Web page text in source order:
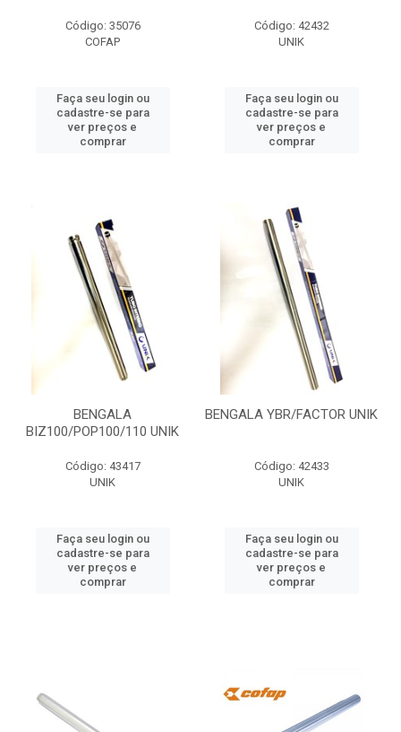
Código: 35076
COFAP
Faça seu login ou
cadastre-se para
ver preços e
comprar
Código: 42432
UNIK
Faça seu login ou
cadastre-se para
ver preços e
comprar
BENGALA
BIZ100/POP100/110 UNIK
Código: 43417
UNIK
Faça seu login ou
cadastre-se para
ver preços e
comprar
BENGALA YBR/FACTOR UNIK
Código: 42433
UNIK
Faça seu login ou
cadastre-se para
ver preços e
comprar